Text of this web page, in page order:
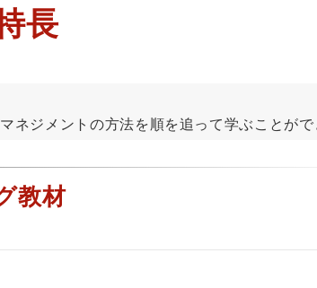
長
ネジメントの方法を順を追って学ぶことがで
教材